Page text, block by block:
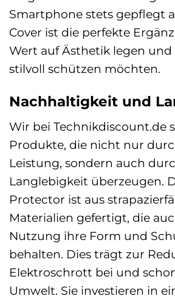
Smartphone stets gepflegt
Cover ist die perfekte
Wert auf Ästhetik legen und
stilvoll schützen möchten.
Nachhaltigkeit und
Wir bei Technikdiscount.de
Produkte, die nicht nur
Leistung, sondern auch
Langlebigkeit überzeugen.
Protector ist aus
Materialien gefertigt, die
Nutzung ihre Form und
behalten. Dies trägt zur
Elektroschrott bei und
Umwelt. Sie investieren in